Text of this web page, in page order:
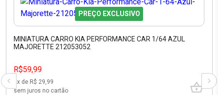
PREÇO EXCLUSIVO
MINIATURA CARRO KIA PERFORMANCE CAR 1/64 AZUL
MAJORETTE 212053052
R$59,99
2x de R$ 29,99
sem juros no cartão